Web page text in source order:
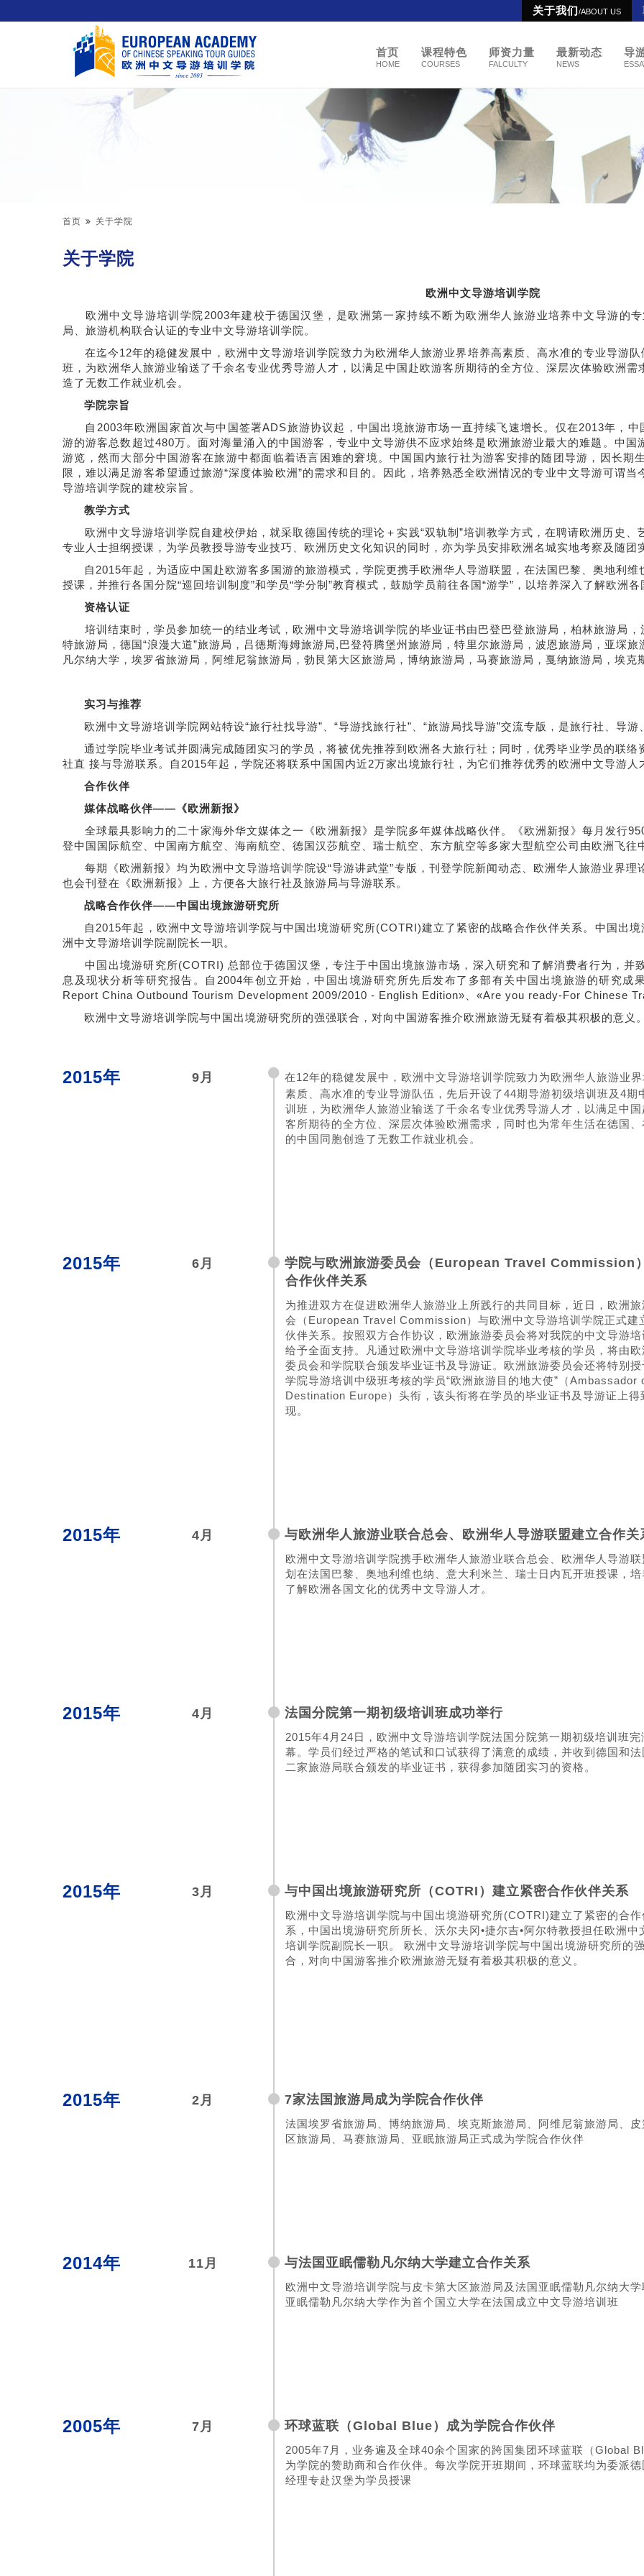
关于我们/ABOUT US
首页
HOME
课程特色
COURSES
师资力量
FALCULTY
最新动态
NEWS
导
首页 关于学院
关于学院
欧洲中文导游培训学院
欧洲中文导游培训学院2003年建校于德国汉堡，是欧洲第一家持续不断为欧洲华人旅游业培养中文导游的
局、旅游机构联合认证的专业中文导游培训学院。
在迄今12年的稳健发展中，欧洲中文导游培训学院致力为欧洲华人旅游业界培养高素质、高水准的专业导游队
班，为欧洲华人旅游业输送了千余名专业优秀导游人才，以满足中国赴欧游客所期待的全方位、深层次体验欧洲
造了无数工作就业机会。
学院宗旨
自2003年欧洲国家首次与中国签署ADS旅游协议起，中国出境旅游市场一直持续飞速增长。仅在2013年，中
游的游客总数超过480万。面对海量涌入的中国游客，专业中文导游供不应求始终是欧洲旅游业最大的难题。中
游览，然而大部分中国游客在旅游中都面临着语言困难的窘境。中国国内旅行社为游客安排的随团导游，因长期
限，难以满足游客希望通过旅游“深度体验欧洲”的需求和目的。因此，培养熟悉全欧洲情况的专业中文导游可谓
导游培训学院的建校宗旨。
教学方式
欧洲中文导游培训学院自建校伊始，就采取德国传统的理论＋实践“双轨制”培训教学方式，在聘请欧洲历史、
专业人士担纲授课，为学员教授导游专业技巧、欧洲历史文化知识的同时，亦为学员安排欧洲名城实地考察及随团
自2015年起，为适应中国赴欧游客多国游的旅游模式，学院更携手欧洲华人导游联盟，在法国巴黎、奥地利维
授课，并推行各国分院“巡回培训制度”和学员“学分制”教育模式，鼓励学员前往各国“游学”，以培养深入了解欧洲各
资格认证
培训结束时，学员参加统一的结业考试，欧洲中文导游培训学院的毕业证书由巴登巴登旅游局，柏林旅游局，
特旅游局，德国“浪漫大道”旅游局，吕德斯海姆旅游局,巴登符腾堡州旅游局，特里尔旅游局，波恩旅游局，亚堔
凡尔纳大学，埃罗省旅游局，阿维尼翁旅游局，勃艮第大区旅游局，博纳旅游局，马赛旅游局，戛纳旅游局，埃克
实习与推荐
欧洲中文导游培训学院网站特设“旅行社找导游”、“导游找旅行社”、“旅游局找导游”交流专版，是旅行社、导游
通过学院毕业考试并圆满完成随团实习的学员，将被优先推荐到欧洲各大旅行社；同时，优秀毕业学员的联络
社直 接与导游联系。自2015年起，学院还将联系中国国内近2万家出境旅行社，为它们推荐优秀的欧洲中文导游人
合作伙伴
媒体战略伙伴——《欧洲新报》
全球最具影响力的二十家海外华文媒体之一《欧洲新报》是学院多年媒体战略伙伴。《欧洲新报》每月发行
登中国国际航空、中国南方航空、海南航空、德国汉莎航空、瑞士航空、东方航空等多家大型航空公司由欧洲飞往
每期《欧洲新报》均为欧洲中文导游培训学院设“导游讲武堂”专版，刊登学院新闻动态、欧洲华人旅游业界理
也会刊登在《欧洲新报》上，方便各大旅行社及旅游局与导游联系。
战略合作伙伴——中国出境旅游研究所
自2015年起，欧洲中文导游培训学院与中国出境游研究所(COTRI)建立了紧密的战略合作伙伴关系。中国出境
洲中文导游培训学院副院长一职。
中国出境游研究所(COTRI) 总部位于德国汉堡，专注于中国出境旅游市场，深入研究和了解消费者行为，并
息及现状分析等研究报告。自2004年创立开始，中国出境游研究所先后发布了多部有关中国出境旅游的研究成
Report China Outbound Tourism Development 2009/2010 - English Edition»、«Are you ready-For Chinese
欧洲中文导游培训学院与中国出境游研究所的强强联合，对向中国游客推介欧洲旅游无疑有着极其积极的意义。
2015年 9月
在12年的稳健发展中，欧洲中文导游培训学院致力为欧洲华人旅游业界
素质、高水准的专业导游队伍，先后开设了44期导游初级培训班及4期
训班，为欧洲华人旅游业输送了千余名专业优秀导游人才，以满足中国
客所期待的全方位、深层次体验欧洲需求，同时也为常年生活在德国、
的中国同胞创造了无数工作就业机会。
2015年 6月
学院与欧洲旅游委员会（European Travel Commission
合作伙伴关系
为推进双方在促进欧洲华人旅游业上所践行的共同目标，近日，欧洲旅
会（European Travel Commission）与欧洲中文导游培训学院正式建
伙伴关系。按照双方合作协议，欧洲旅游委员会将对我院的中文导游培
给予全面支持。凡通过欧洲中文导游培训学院毕业考核的学员，将由欧
委员会和学院联合颁发毕业证书及导游证。欧洲旅游委员会还将特别授
学院导游培训中级班考核的学员“欧洲旅游目的地大使”（Ambassador
Destination Europe）头衔，该头衔将在学员的毕业证书及导游证上得
现。
2015年 4月 与欧洲华人旅游业联合总会、欧洲华人导游联盟建立合作关
欧洲中文导游培训学院携手欧洲华人旅游业联合总会、欧洲华人导游联
划在法国巴黎、奥地利维也纳、意大利米兰、瑞士日内瓦开班授课，培
了解欧洲各国文化的优秀中文导游人才。
2015年 4月 法国分院第一期初级培训班成功举行
2015年4月24日，欧洲中文导游培训学院法国分院第一期初级培训班完
幕。学员们经过严格的笔试和口试获得了满意的成绩，并收到德国和法
二家旅游局联合颁发的毕业证书，获得参加随团实习的资格。
2015年 3月 与中国出境旅游研究所（COTRI）建立紧密合作伙伴关系
欧洲中文导游培训学院与中国出境游研究所(COTRI)建立了紧密的合作
系，中国出境游研究所所长、沃尔夫冈•捷尔吉•阿尔特教授担任欧洲中
培训学院副院长一职。 欧洲中文导游培训学院与中国出境游研究所的
合，对向中国游客推介欧洲旅游无疑有着极其积极的意义。
2015年 2月 7家法国旅游局成为学院合作伙伴
法国埃罗省旅游局、博纳旅游局、埃克斯旅游局、阿维尼翁旅游局、皮
区旅游局、马赛旅游局、亚眠旅游局正式成为学院合作伙伴
2014年 11月 与法国亚眠儒勒凡尔纳大学建立合作关系
欧洲中文导游培训学院与皮卡第大区旅游局及法国亚眠儒勒凡尔纳大学
亚眠儒勒凡尔纳大学作为首个国立大学在法国成立中文导游培训班
2005年 7月 环球蓝联（Global Blue）成为学院合作伙伴
2005年7月，业务遍及全球40余个国家的跨国集团环球蓝联（Global
为学院的赞助商和合作伙伴。每次学院开班期间，环球蓝联均为委派德
经理专赴汉堡为学员授课